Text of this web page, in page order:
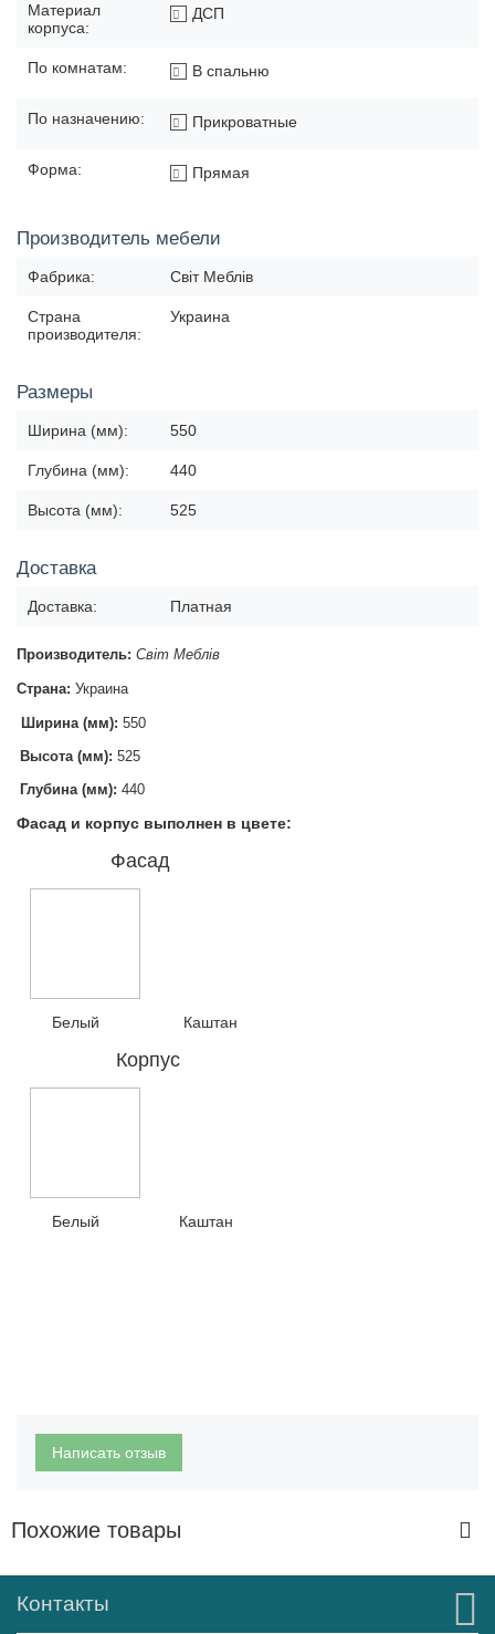
Материал
корпуса:
ДСП
По комнатам: В спальню
По назначению: Прикроватные
Форма: Прямая
Производитель мебели
Фабрика: Світ Меблів
Страна
производителя:
Украина
Размеры
Ширина (мм): 550
Глубина (мм): 440
Высота (мм): 525
Доставка
Доставка: Платная
Производитель: Світ Меблів
Страна: Украина
Ширина (мм): 550
Высота (мм): 525
Глубина (мм): 440
Фасад и корпус выполнен в цвете:
Фасад
Белый Каштан
Корпус
Белый Каштан
Написать отзыв
Похожие товары
Контакты